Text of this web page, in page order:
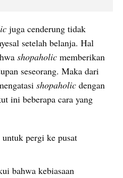
juga cenderung tidak
setelah belanja. Hal
shopaholic memberikan
seseorang. Maka dari
shopaholic dengan
ini beberapa cara yang
pergi ke pusat